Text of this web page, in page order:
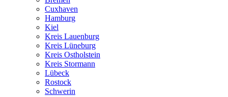
Cuxhaven
Hamburg
Kiel
Kreis Lauenburg
Kreis Lüneburg
Kreis Ostholstein
Kreis Stormann
Lübeck
Rostock
Schwerin